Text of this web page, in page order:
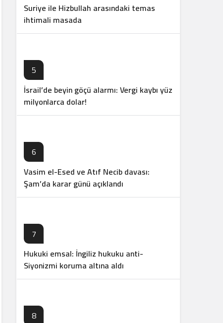
Suriye ile Hizbullah arasındaki temas
ihtimali masada
5
İsrail’de beyin göçü alarmı: Vergi kaybı yüz
milyonlarca dolar!
6
Vasim el-Esed ve Atıf Necib davası:
Şam’da karar günü açıklandı
7
Hukuki emsal: İngiliz hukuku anti-
Siyonizmi koruma altına aldı
8